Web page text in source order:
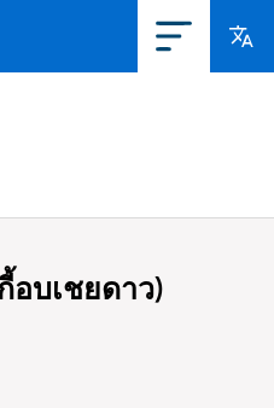
บเชยดาว)